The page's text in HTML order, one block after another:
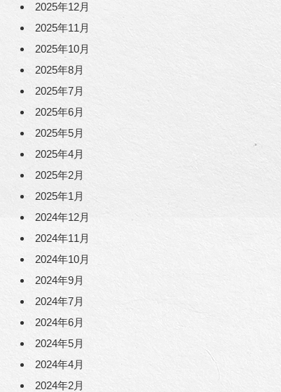
2025年12月
2025年11月
2025年10月
2025年8月
2025年7月
2025年6月
2025年5月
2025年4月
2025年2月
2025年1月
2024年12月
2024年11月
2024年10月
2024年9月
2024年7月
2024年6月
2024年5月
2024年4月
2024年2月